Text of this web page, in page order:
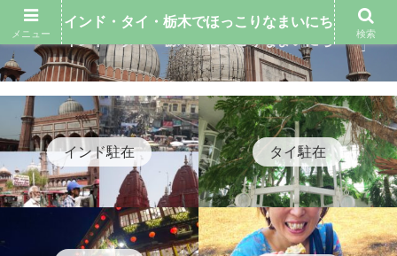
インド駐在 タイ駐在
メニュー
インド・タイ・栃木でほっこりなまいにち
検索